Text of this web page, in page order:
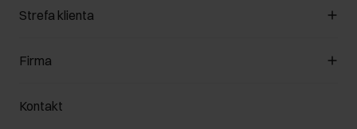
Zarządzaj cookies
Formy płatności
Jak dokonać zwrotu?
Strefa klienta
Klub Klienta
Zwróć produkty
Firma
O nas
Kontakt